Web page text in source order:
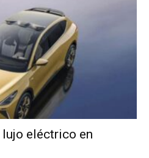
lujo eléctrico en